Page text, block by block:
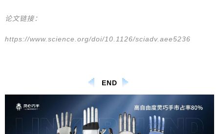
论文链接：
https://www.science.org/doi/10.1126/sciadv.aee5236
END